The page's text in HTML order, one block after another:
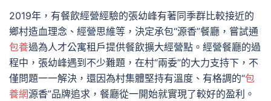
2019年，有餐飲經營經驗的張幼峰有著同季群比較接近的
鄉村造血理念、經營思維等，決定承包“源香”餐廳，嘗試通
包養過為人才公寓租戶提供餐飲擴大經營點。經營餐廳的過
程中，張幼峰遇到不少難題，在村“兩委”的大力支持下，不
僅問題一一解決，還因為村集體堅持有溫度、有格調的“包
養網源香”品牌追求，餐廳從一開始就實現了較好的盈利。